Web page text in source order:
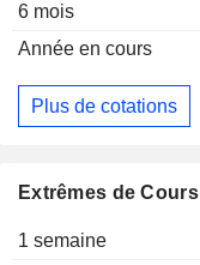
6 mois
Année en cours
Plus de cotations
Extrêmes de Cours
1 semaine